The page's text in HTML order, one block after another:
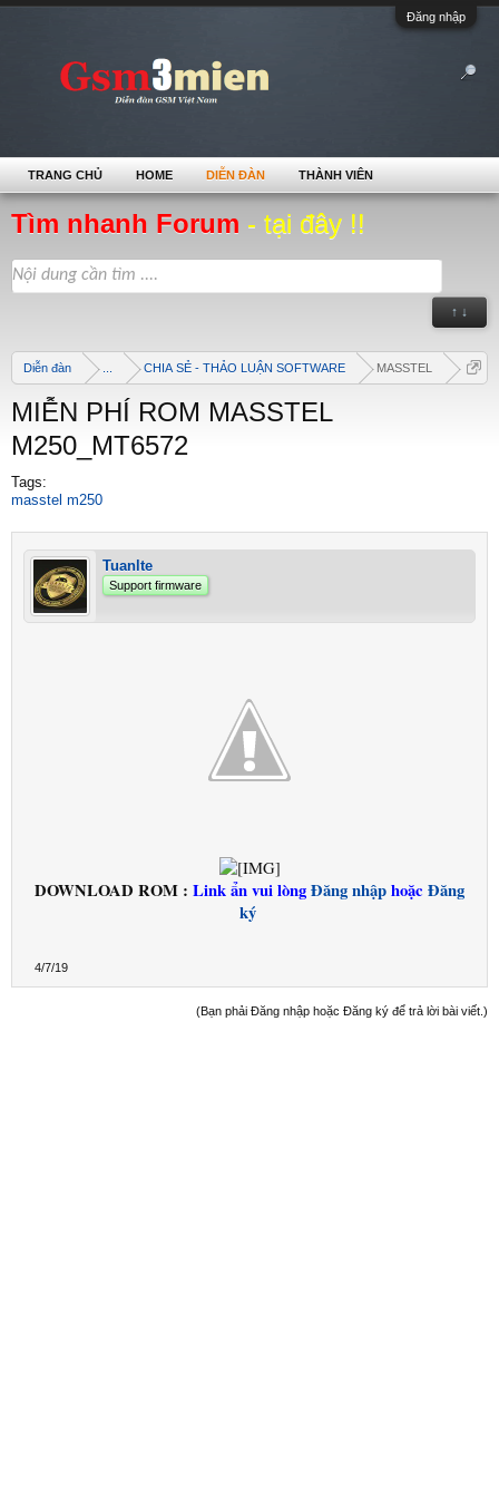
Đăng nhập
Tìm nhanh Forum - tại đây !!
↑ ↓
Diễn đàn CHIA SẺ - THẢO LUẬN SOFTWARE MASSTEL
MIỄN PHÍ ROM MASSTEL
M250_MT6572
Tags:
masstel m250
Tuanlte
Support firmware
DOWNLOAD ROM : Link ẩn vui lòngĐăng nhậphoặc Đăng
ký
4/7/19
(Bạn phải Đăng nhập hoặc Đăng ký để trả lời bài viết.)
TRANG CHỦ HOME DIỄN ĐÀN THÀNH VIÊN